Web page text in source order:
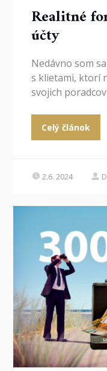
Realitné
účty
Nedávno som
s klietami, ktorí
svojich
Celý článok
2.6. 2024